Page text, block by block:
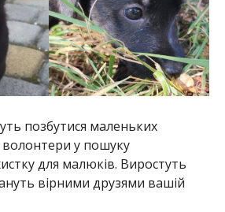
позбутися маленьких
волонтери у пошуку
для малюків. Виростуть
вірними друзями вашій